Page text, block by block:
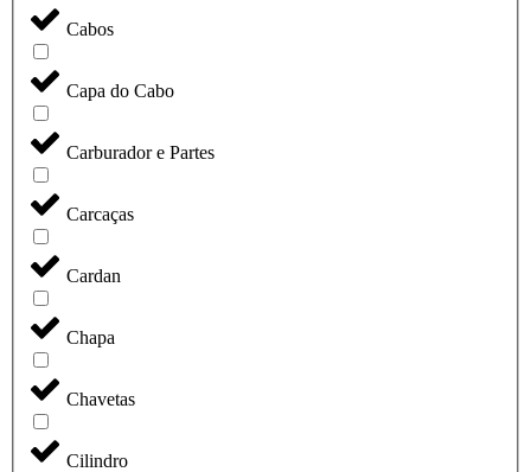
Cabos
Capa do Cabo
Carburador e Partes
Carcaças
Cardan
Chapa
Chavetas
Cilindro